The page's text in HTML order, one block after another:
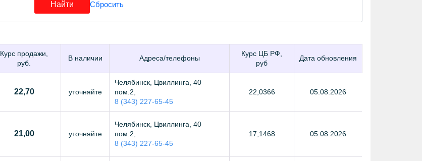
Курс продажи,
руб.
В наличии Адреса/телефоны
Курс ЦБ РФ,
руб
Дата обновления
22,70 уточняйте
Челябинск, Цвиллинга, 40
пом.2,
8 (343) 227-65-45
22,0366 05.08.2026
21,00 уточняйте
Челябинск, Цвиллинга, 40
пом.2,
8 (343) 227-65-45
17,1468 05.08.2026